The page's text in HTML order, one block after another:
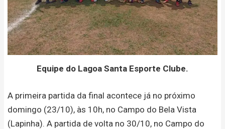
Equipe do Lagoa Santa Esporte Clube.
A primeira partida da final acontece já no próximo
domingo (23/10), às 10h, no Campo do Bela Vista
(Lapinha). A partida de volta no 30/10, no Campo do